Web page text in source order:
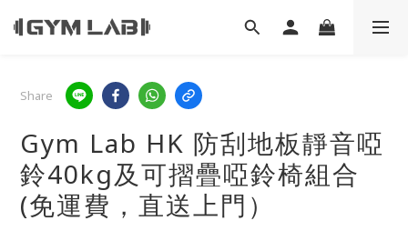
Share
Gym Lab HK 防刮地板靜音啞
鈴40kg及可摺疊啞鈴椅組合
(免運費，直送上門）